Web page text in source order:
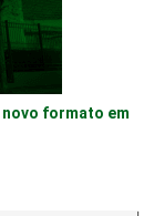
formato em